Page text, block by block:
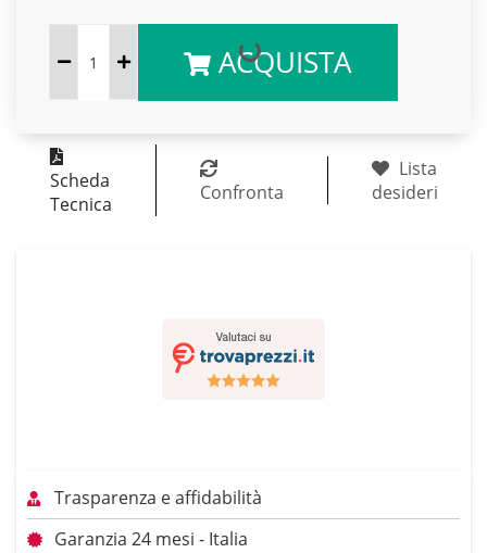
ACQUISTA
Scheda
Tecnica
Confronta
Lista
desideri
Trasparenza e affidabilità
Garanzia 24 mesi - Italia